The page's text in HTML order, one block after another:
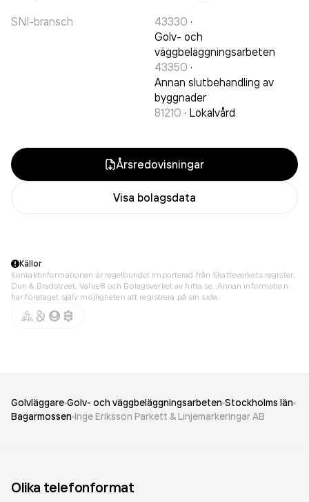
SNI-bransch 43330 ·
Golv- och
väggbeläggningsarbeten
43350 ·
Annan slutbehandling av
byggnader
81210 · Lokalvård
Årsredovisningar
Visa bolagsdata
Källor
Kontaktinformationen är regelbundet importerad från Skatteverkets register,
Dun & Bradstreet, Value8 och Bolagsverket av hitta.se. Annan information
har företaget själv möjligheten att registrera på sin sida.
Golvläggare Golv- och väggbeläggningsarbeten Stockholms län
Bagarmossen Inge Eriksson Parkett & Linjemarkeringar AB
Olika telefonformat